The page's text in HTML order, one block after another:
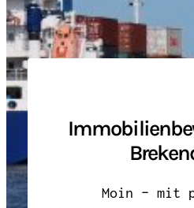
Moin – mit